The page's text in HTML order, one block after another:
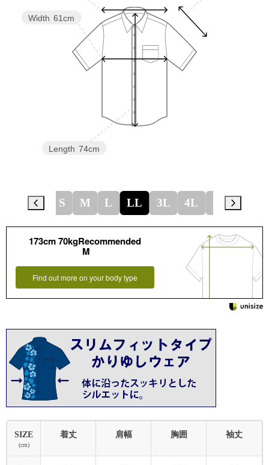
Length 74cm
Width 61cm
S M L LL 3L 4L
173cm 70kgRecommended
M
Find out more on your body type
SIZE
(cm)
着丈 肩幅 胸囲 袖丈